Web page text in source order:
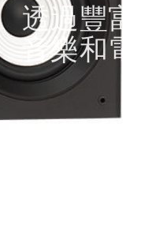
透過豐富
音樂和電